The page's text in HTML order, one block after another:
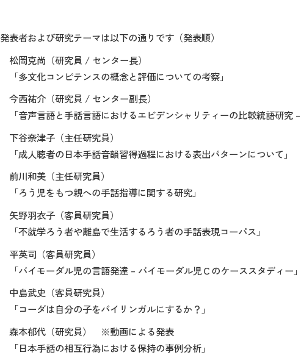
発表者および研究テーマは以下の通りです（発表順）
松岡克尚（研究員 / センター長）
「多文化コンピテンスの概念と評価についての考察」
今西祐介（研究員 / センター副長）
「音声言語と手話言語におけるエビデンシャリティーの比較統語研究
下谷奈津子（主任研究員）
「成人聴者の日本手話音韻習得過程における表出パターンについて」
前川和美（主任研究員）
「ろう児をもつ親への手話指導に関する研究」
矢野羽衣子（客員研究員）
「不就学ろう者や離島で生活するろう者の手話表現コーパス」
平英司（客員研究員）
「バイモーダル児の言語発達 – バイモーダル児Ｃのケーススタディー」
中島武史（客員研究員）
「コーダは自分の子をバイリンガルにするか？」
森本郁代（研究員） ※動画による発表
「日本手話の相互行為における保持の事例分析」